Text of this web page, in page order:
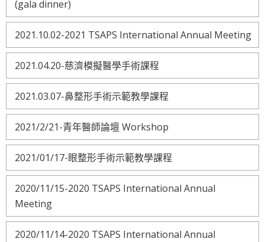
(gala dinner)
2021.10.02-2021 TSAPS International Annual Meeting
2021.04.20-慈濟模擬醫學手術課程
2021.03.07-鼻整形手術示範教學課程
2021/2/21-青年醫師論壇 Workshop
2021/01/17-眼整形手術示範教學課程
2020/11/15-2020 TSAPS International Annual
Meeting
2020/11/14-2020 TSAPS International Annual